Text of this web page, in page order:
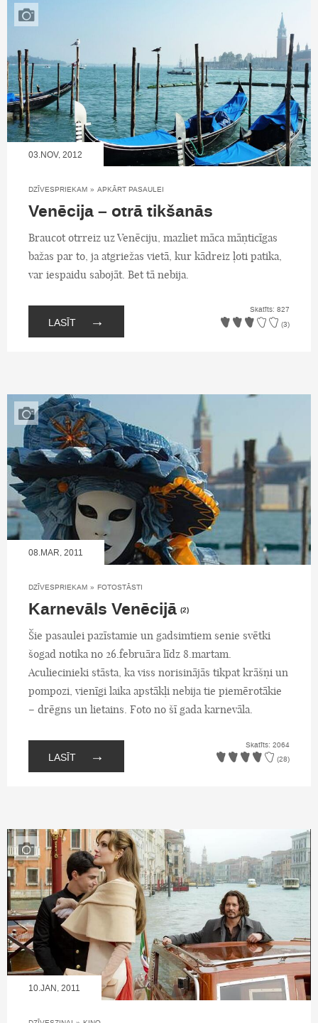
03.NOV, 2012
DZĪVESPRIEKAM » APKĀRT PASAULEI
Venēcija – otrā tikšanās
Braucot otrreiz uz Venēciju, mazliet māca māņticīgas
bažas par to, ja atgriežas vietā, kur kādreiz ļoti patika,
var iespaidu sabojāt. Bet tā nebija.
LASĪT →
Skatīts: 827
(3)
08.MAR, 2011
DZĪVESPRIEKAM » FOTOSTĀSTI
Karnevāls Venēcijā (2)
Šie pasaulei pazīstamie un gadsimtiem senie svētki
šogad notika no 26.februāra līdz 8.martam.
Aculiecinieki stāsta, ka viss norisinājās tikpat krāšņi un
pompozi, vienīgi laika apstākļi nebija tie piemērotākie
– drēgns un lietains. Foto no šī gada karnevāla.
LASĪT →
Skatīts: 2064
(28)
10.JAN, 2011